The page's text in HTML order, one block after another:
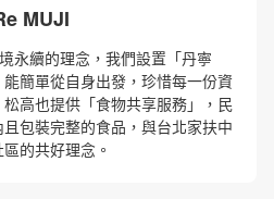
MUJI
永續的理念，我們設置「丹寧
簡單從自身出發，珍惜每一份資
高也提供「食物共享服務」，民
包裝完整的食品，與台北家扶中
的共好理念。